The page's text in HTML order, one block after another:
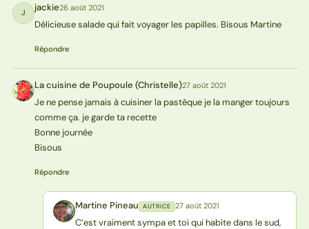
J jackie26 août 2021
Délicieuse salade qui fait voyager les papilles. Bisous Martine
Répondre
L( La cuisine de Poupoule (Christelle)27 août 2021
Je ne pense jamais à cuisiner la pastèque je la manger toujours
comme ça. je garde ta recette
Bonne journée
Bisous
Répondre
MP Martine Pineau AUTRICE 27 août 2021
C’est vraiment sympa et toi qui habite dans le sud,